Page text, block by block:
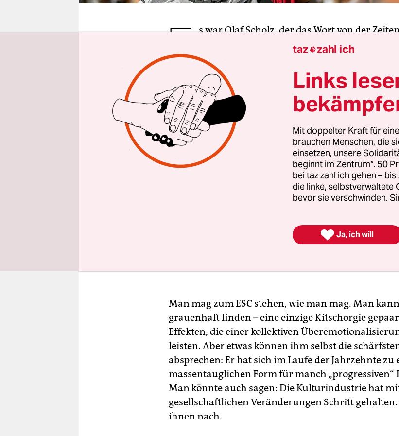
E s war Olaf Scholz, der das Wort von der
gebracht hat. So treffend der Ausdruck auch
er tatsächlich: Was wendet sich wohin? Und
Die Bilderdes jüngsten Eurovision Song Contest
Begleiterscheinungen liefern möglicherweise einen
Man mag zum ESC stehen, wie man mag. Man
grauenhaft finden – eine einzige Kitschorgie
Effekten, die einer kollektiven
leisten. Aber etwas können ihm selbst die
absprechen: Er hat sich im Laufe der Jahrzehnte zu
massentauglichen Form für manch
Man könnte auch sagen: Die Kulturindustrie hat
gesellschaftlichen Veränderungen Schritt
ihnen nach.
taz zahl ich
Links
Mit doppelter Kraft für
brauchen Menschen, die
einsetzen, unsere
beginnt im Zentrum“. 50
bei taz zahl ich gehen –
die linke, selbstverwaltete
bevor sie verschwinden.
 Ja, ich will